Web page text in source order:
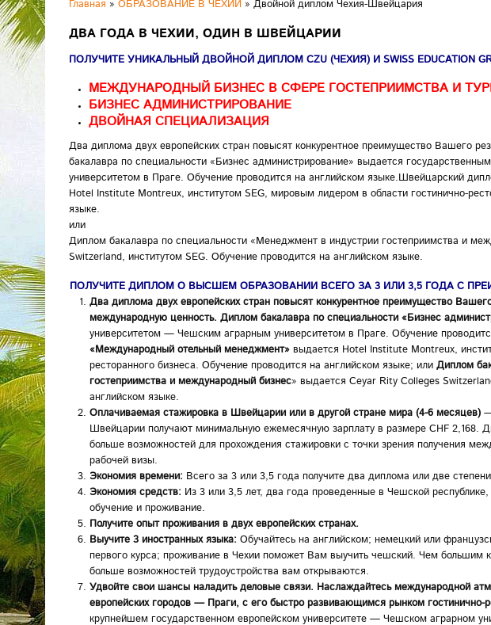
Главная » ОБРАЗОВАНИЕ В ЧЕХИИ » Двойной диплом Чехия-Швейцария
ДВА ГОДА В ЧЕХИИ, ОДИН В ШВЕЙЦАРИИ
ПОЛУЧИТЕ УНИКАЛЬНЫЙ ДВОЙНОЙ ДИПЛОМ CZU (ЧЕХИЯ) И SWISS EDUCATION
МЕЖДУНАРОДНЫЙ БИЗНЕС В СФЕРЕ ГОСТЕПРИИМСТВА И
БИЗНЕС АДМИНИСТРИРОВАНИЕ
ДВОЙНАЯ СПЕЦИАЛИЗАЦИЯ
Два диплома двух европейских стран повысят конкурентное преимущество Вашего
бакалавра по специальности «Бизнес администрирование» выдается
университетом в Праге. Обучение проводится на английском языке.Швейцарский
Hotel Institute Montreux, институтом SEG, мировым лидером в области гостинично-
языке.
или
Диплом бакалавра по специальности «Менеджмент в индустрии гостеприимства и
Switzerland, институтом SEG. Обучение проводится на английском языке.
ПОЛУЧИТЕ ДИПЛОМ О ВЫСШЕМ ОБРАЗОВАНИИ ВСЕГО ЗА 3 ИЛИ 3,5 ГОДА С
Два диплома двух европейских стран повысят конкурентное преимущество
международную ценность. Диплом бакалавра по специальности «Бизнес
университетом — Чешским аграрным университетом в Праге. Обучение
«Международный отельный менеджмент» выдается Hotel Institute Montreux,
ресторанного бизнеса. Обучение проводится на английском языке; или Диплом
гостеприимства и международный бизнес» выдается Ceyar Rity Colleges
английском языке.
Оплачиваемая стажировка в Швейцарии или в другой стране мира (4-6 месяцев) —
Швейцарии получают минимальную ежемесячную зарплату в размере CHF 2,168.
больше возможностей для прохождения стажировки с точки зрения получения
рабочей визы.
Экономия времени: Всего за 3 или 3,5 года получите два диплома или две
Экономия средств: Из 3 или 3,5 лет, два года проведенные в Чешской
обучение и проживание.
Получите опыт проживания в двух европейских странах.
Выучите 3 иностранных языка: Обучайтесь на английском; немецкий или
первого курса; проживание в Чехии поможет Вам выучить чешский. Чем большим
больше возможностей трудоустройства вам открываются.
Удвойте свои шансы наладить деловые связи. Наслаждайтесь международной
европейских городов — Праги, с его быстро развивающимся рынком гостинично-
крупнейшем государственном европейском университете — Чешском аграрном